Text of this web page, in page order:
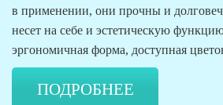
в применении, они прочны и
несет на себе и эстетическую
эргономичная форма, доступная
ПОДРОБНЕЕ